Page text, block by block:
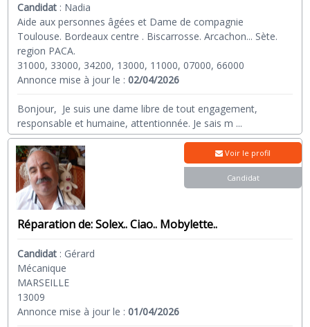
Candidat : Nadia
Aide aux personnes âgées et Dame de compagnie
Toulouse. Bordeaux centre . Biscarrosse. Arcachon... Sète.
region PACA.
31000, 33000, 34200, 13000, 11000, 07000, 66000
Annonce mise à jour le :02/04/2026
Bonjour, Je suis une dame libre de tout engagement,
responsable et humaine, attentionnée. Je sais m ...
Réparation de: Solex.. Ciao.. Mobylette..
Candidat : Gérard
Mécanique
MARSEILLE
13009
Annonce mise à jour le :01/04/2026
Voir le profil
Candidat